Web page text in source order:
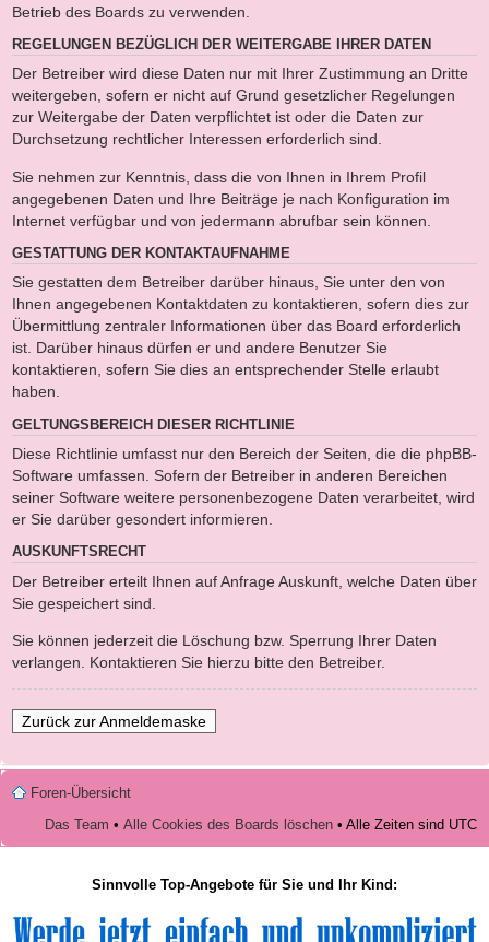
Betrieb des Boards zu verwenden.
REGELUNGEN BEZÜGLICH DER WEITERGABE IHRER DATEN
Der Betreiber wird diese Daten nur mit Ihrer Zustimmung an Dritte
weitergeben, sofern er nicht auf Grund gesetzlicher Regelungen
zur Weitergabe der Daten verpflichtet ist oder die Daten zur
Durchsetzung rechtlicher Interessen erforderlich sind.
Sie nehmen zur Kenntnis, dass die von Ihnen in Ihrem Profil
angegebenen Daten und Ihre Beiträge je nach Konfiguration im
Internet verfügbar und von jedermann abrufbar sein können.
GESTATTUNG DER KONTAKTAUFNAHME
Sie gestatten dem Betreiber darüber hinaus, Sie unter den von
Ihnen angegebenen Kontaktdaten zu kontaktieren, sofern dies zur
Übermittlung zentraler Informationen über das Board erforderlich
ist. Darüber hinaus dürfen er und andere Benutzer Sie
kontaktieren, sofern Sie dies an entsprechender Stelle erlaubt
haben.
GELTUNGSBEREICH DIESER RICHTLINIE
Diese Richtlinie umfasst nur den Bereich der Seiten, die die phpBB-
Software umfassen. Sofern der Betreiber in anderen Bereichen
seiner Software weitere personenbezogene Daten verarbeitet, wird
er Sie darüber gesondert informieren.
AUSKUNFTSRECHT
Der Betreiber erteilt Ihnen auf Anfrage Auskunft, welche Daten über
Sie gespeichert sind.
Sie können jederzeit die Löschung bzw. Sperrung Ihrer Daten
verlangen. Kontaktieren Sie hierzu bitte den Betreiber.
Zurück zur Anmeldemaske
Foren-Übersicht
Das Team • Alle Cookies des Boards löschen • Alle Zeiten sind UTC
Sinnvolle Top-Angebote für Sie und Ihr Kind: